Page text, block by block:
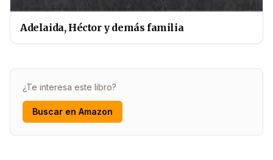
Adelaida, Héctor y demás familia
¿Te interesa este libro?
Buscar en Amazon